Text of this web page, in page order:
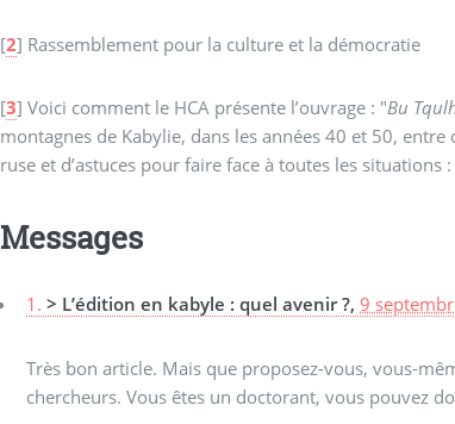
[2] Rassemblement pour la culture et la démocratie
[3]Voici comment le HCA présente l’ouvrage : "Bu
montagnes de Kabylie, dans les années 40 et 50,
ruse et d’astuces pour faire face à toutes les situations
Messages
1. > L’édition en kabyle : quel avenir ?,9
Très bon article. Mais que proposez-vous, vous-
chercheurs. Vous êtes un doctorant, vous pouvez